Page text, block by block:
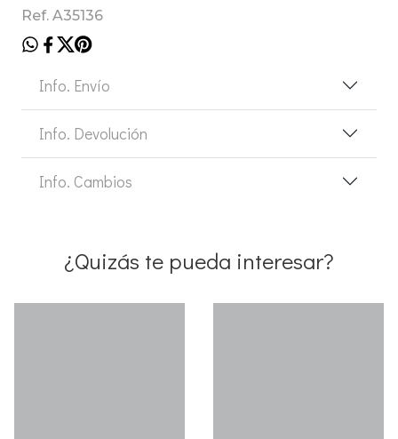
Ref. A35136
Info. Envío
Info. Devolución
Info. Cambios
¿Quizás te pueda interesar?